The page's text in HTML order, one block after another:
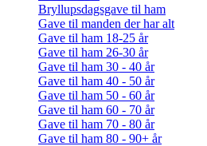
Bryllupsdagsgave til ham
Gave til manden der har alt
Gave til ham 18-25 år
Gave til ham 26-30 år
Gave til ham 30 - 40 år
Gave til ham 40 - 50 år
Gave til ham 50 - 60 år
Gave til ham 60 - 70 år
Gave til ham 70 - 80 år
Gave til ham 80 - 90+ år